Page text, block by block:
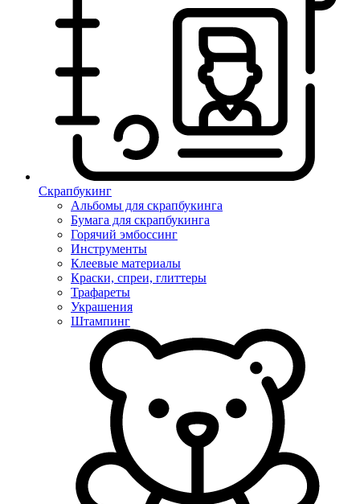
Скрапбукинг
Альбомы для скрапбукинга
Бумага для скрапбукинга
Горячий эмбоссинг
Инструменты
Клеевые материалы
Краски, спреи, глиттеры
Трафареты
Украшения
Штампинг